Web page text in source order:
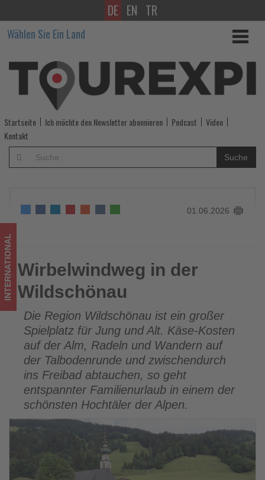
Wirbelwindweg
in
der
Wildschönau
-
Wissen,
was
Tourismus
los
ist!
DE EN TR
Wählen Sie Ein Land
Startseite Ich möchte den Newsletter abonnieren Podcast
Video
Kontakt
Suche
01.06.2026
Wirbelwindweg in der Wildschönau
INTERNATIONAL Wirbelwindweg in der
Wildschönau
Die Region Wildschönau ist ein großer
Spielplatz für Jung und Alt. Käse-Kosten
auf der Alm, Radeln und Wandern auf
der Talbodenrunde und zwischendurch
ins Freibad abtauchen, so geht
entspannter Familienurlaub in einem der
schönsten Hochtäler der Alpen.